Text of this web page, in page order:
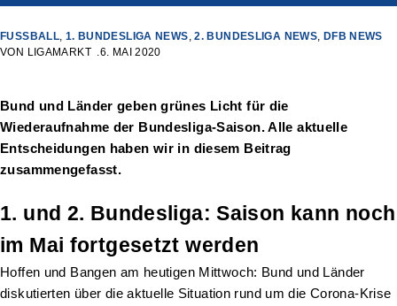
FUSSBALL , 1. BUNDESLIGA NEWS,2. BUNDESLIGA NEWS, DFB NEWS
VON LIGAMARKT 6. MAI 2020
Bund und Länder geben grünes Licht für die
Wiederaufnahme der Bundesliga-Saison. Alle aktuelle
Entscheidungen haben wir in diesem Beitrag
zusammengefasst.
1. und 2. Bundesliga: Saison kann noch
im Mai fortgesetzt werden
Hoffen und Bangen am heutigen Mittwoch: Bund und Länder
diskutierten über die aktuelle Situation rund um die Corona-Krise